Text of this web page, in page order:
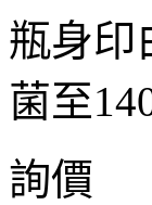
瓶身印
菌至
詢價